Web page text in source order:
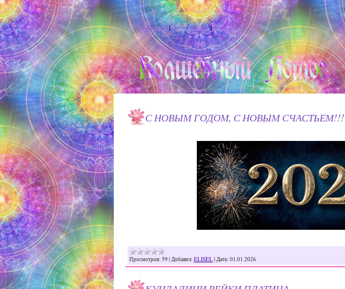
Главная|Регистрация|Вход
С НОВЫМ ГОДОМ, С НОВЫМ СЧАСТЬЕМ!!!
Просмотров: 59|Добавил: ELISEL|Дата: 01.01.2026